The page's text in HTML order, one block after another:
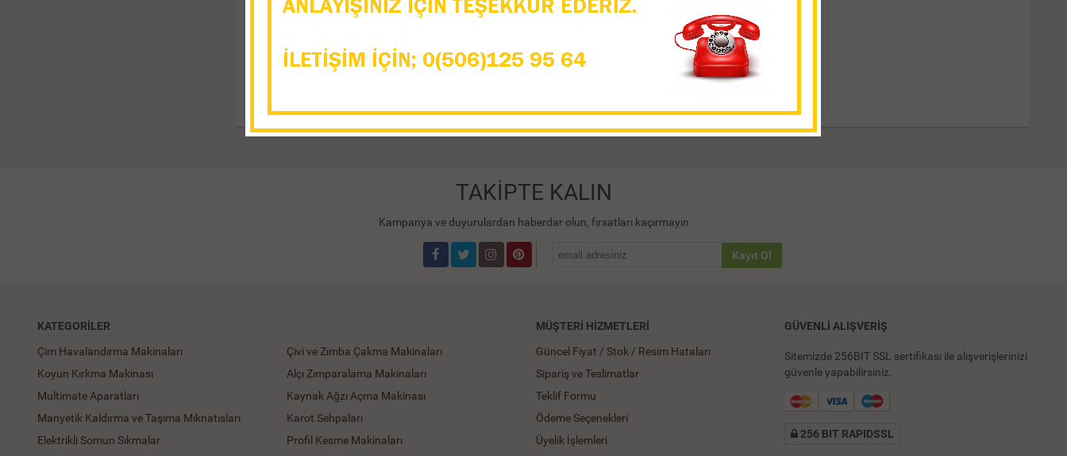
Scheppach HBS261 Şerit Testere
28.543,24 TL 54.253,86 TL
Craft T153DC Metal Şerit Testere
TAKİPTE KALIN
Kampanya ve duyurulardan haberdar olun, fırsatları kaçırmayın
Kayıt Ol
KATEGORILER
Çim Havalandırma Makinaları
Çivi ve Zımba Çakma Makinaları
Koyun Kırkma Makinası
Alçı Zımparalama Makinaları
Multimate Aparatları
Kaynak Ağzı Açma Makinası
Manyetik Kaldırma ve Taşıma Mıknatısları
Karot Sehpaları
Elektrikli Somun Sıkmalar
Profil Kesme Makinaları
MÜŞTERI HIZMETLERI
Güncel Fiyat / Stok / Resim Hataları
Sipariş ve Teslimatlar
Teklif Formu
Ödeme Seçenekleri
Üyelik İşlemleri
GÜVENLİ ALIŞVERİŞ
Sitemizde 256BIT SSL sertifikası ile alışverişlerinizi
güvenle yapabilirsiniz.
256 BIT RAPIDSSL